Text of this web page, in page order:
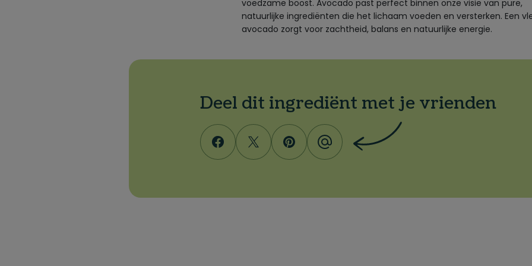
voedzame boost. Avocado past perfect binnen onze visie van pure,
natuurlijke ingrediënten die het lichaam voeden en versterken. Een
avocado zorgt voor zachtheid, balans en natuurlijke energie.
Deel dit ingrediënt met je vrienden